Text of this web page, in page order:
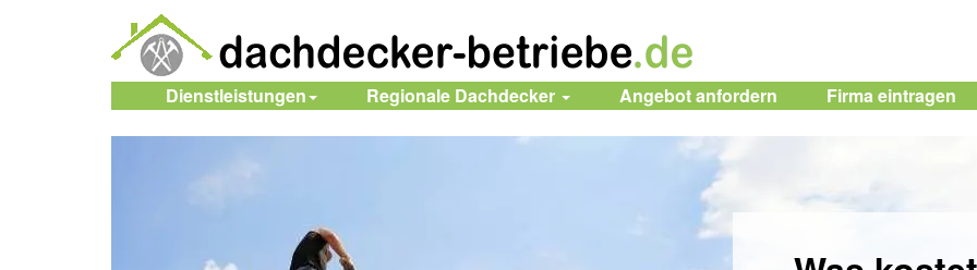
Dienstleistungen Regionale Dachdecker Angebot anfordern Firmaeintragen